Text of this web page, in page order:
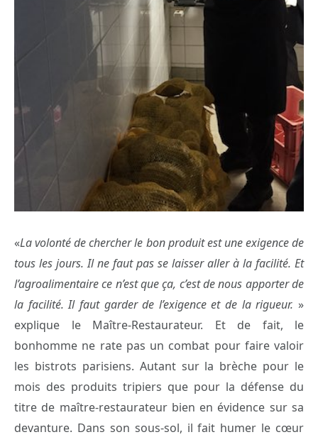
«La volonté de chercher le bon produit est une exigence de
tous les jours. Il ne faut pas se laisser aller à la facilité. Et
l’agroalimentaire ce n’est que ça, c’est de nous apporter de
la facilité. Il faut garder de l’exigence et de la rigueur. »
explique le Maître-Restaurateur. Et de fait, le
bonhomme ne rate pas un combat pour faire valoir
les bistrots parisiens. Autant sur la brèche pour le
mois des produits tripiers que pour la défense du
titre de maître-restaurateur bien en évidence sur sa
devanture. Dans son sous-sol, il fait humer le cœur